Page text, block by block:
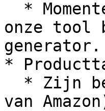
onze tool
generator.
*
van